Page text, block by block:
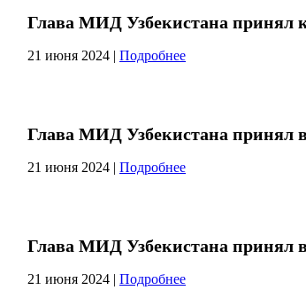
Глава МИД Узбекистана принял
21 июня 2024 | Подробнее
Глава МИД Узбекистана принял
21 июня 2024 | Подробнее
Глава МИД Узбекистана принял
21 июня 2024 | Подробнее